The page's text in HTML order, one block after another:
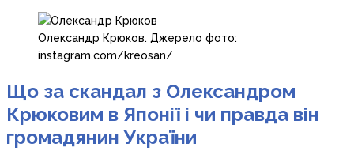
Олександр Крюков. Джерело фото:
instagram.com/kreosan/
Що за скандал з Олександром
Крюковим в Японії і чи правда він
громадянин України